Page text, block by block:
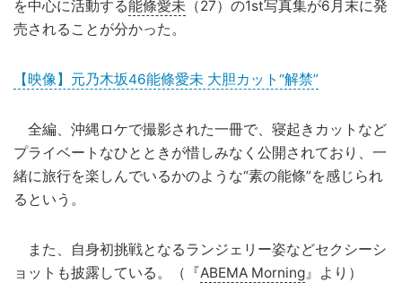
を中心に活動する能條愛未 （27）の1st写真集が6月末に発
売されることが分かった。
【映像】元乃木坂46能條愛未 大胆カット“解禁”
全編、沖縄ロケで撮影された一冊で、寝起きカットなど
プライベートなひとときが惜しみなく公開されており、一
緒に旅行を楽しんでいるかのような“素の能條”を感じられ
るという。
また、自身初挑戦となるランジェリー姿などセクシーシ
ョットも披露している。（『ABEMA Morning』より）